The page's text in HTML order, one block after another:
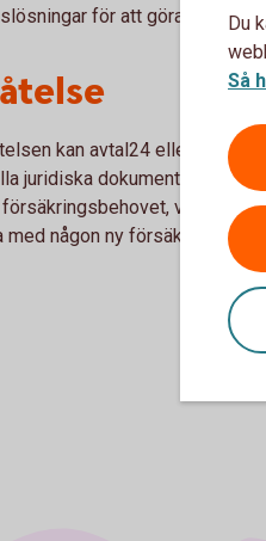
för att göra köpet
kan avtal24 eller
juridiska dokument och ge
vilka
någon ny försäkring.
Du
Så